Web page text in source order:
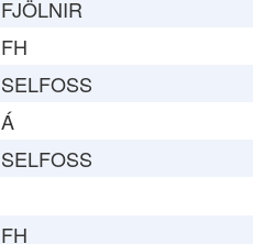
FJÖLNIR
FH
SELFOSS
Á
SELFOSS
FH